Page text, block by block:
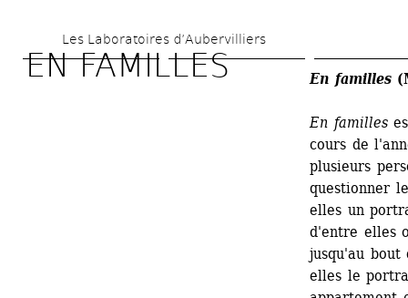
au
contenu
Les Laboratoires d’Aubervilliers
EN FAMILLES En familles
En familles
cours de
plusieurs
questionner
elles un
d'entre elles
jusqu'au
elles le